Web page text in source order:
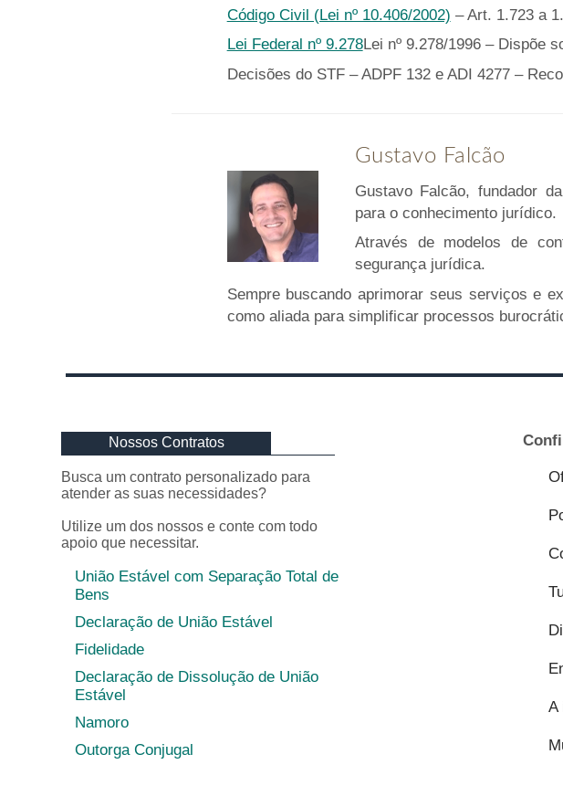
Código Civil (Lei nº 10.406/2002) – Art. 1.723 a
Lei Federal nº 9.278Lei nº 9.278/1996 – Dispõe
Decisões do STF – ADPF 132 e ADI 4277 –
Gustavo Falcão
Gustavo Falcão, fundador
para o conhecimento jurídico.
Através de modelos de
segurança jurídica.
Sempre buscando aprimorar seus serviços e
como aliada para simplificar processos
Nossos Contratos
Busca um contrato personalizado para
atender as suas necessidades?
Utilize um dos nossos e conte com todo
apoio que necessitar.
União Estável com Separação Total de
Bens
Declaração de União Estável
Fidelidade
Declaração de Dissolução de União
Estável
Namoro
Outorga Conjugal
A